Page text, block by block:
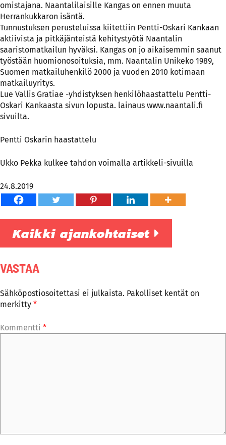
omistajana. Naantalilaisille Kangas on ennen muuta
Herrankukkaron isäntä.
Tunnustuksen perusteluissa kiitettiin Pentti-Oskari Kankaan
aktiivista ja pitkäjänteistä kehitystyötä Naantalin
saaristomatkailun hyväksi. Kangas on jo aikaisemmin saanut
työstään huomionosoituksia, mm. Naantalin Unikeko 1989,
Suomen matkailuhenkilö 2000 ja vuoden 2010 kotimaan
matkailuyritys.
Lue Vallis Gratiae -yhdistyksen henkilöhaastattelu Pentti-
Oskari Kankaasta sivun lopusta. lainaus www.naantali.fi
sivuilta.
Pentti Oskarin haastattelu
Ukko Pekka kulkee tahdon voimalla artikkeli-sivuilla
24.8.2019
Kaikki ajankohtaiset
VASTAA
Sähköpostiosoitettasi ei julkaista. Pakolliset kentät on
merkitty *
Kommentti *